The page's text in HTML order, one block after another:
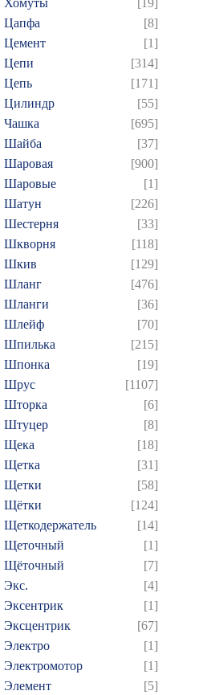
Хомуты
[19]
Цапфа
[8]
Цемент
[1]
Цепи
[314]
Цепь
[171]
Цилиндр
[55]
Чашка
[695]
Шайба
[37]
Шаровая
[900]
Шаровые
[1]
Шатун
[226]
Шестерня
[33]
Шкворня
[118]
Шкив
[129]
Шланг
[476]
Шланги
[36]
Шлейф
[70]
Шпилька
[215]
Шпонка
[19]
Шрус
[1107]
Шторка
[6]
Штуцер
[8]
Щека
[18]
Щетка
[31]
Щетки
[58]
Щётки
[124]
Щеткодержатель
[14]
Щеточный
[1]
Щёточный
[7]
Экс.
[4]
Эксентрик
[1]
Эксцентрик
[67]
Электро
[1]
Электромотор
[1]
Элемент
[5]